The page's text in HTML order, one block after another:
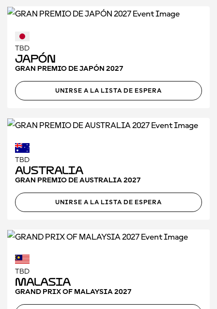
TBD
Japón
GRAN PREMIO DE JAPÓN 2027
UNIRSE A LA LISTA DE ESPERA
TBD
Australia
GRAN PREMIO DE AUSTRALIA 2027
UNIRSE A LA LISTA DE ESPERA
TBD
Malasia
GRAND PRIX OF MALAYSIA 2027